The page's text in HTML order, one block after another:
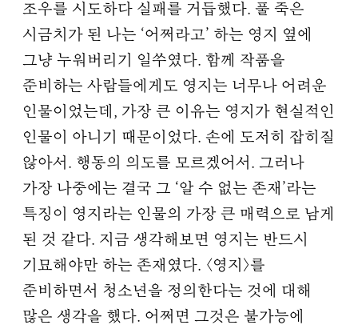
조우를 시도하다 실패를 거듭했다. 풀 죽은
시금치가 된 나는 ‘어쩌라고’ 하는 영지 옆에
그냥 누워버리기 일쑤였다. 함께 작품을
준비하는 사람들에게도 영지는 너무나 어려운
인물이었는데, 가장 큰 이유는 영지가 현실적인
인물이 아니기 때문이었다. 손에 도저히 잡히질
않아서. 행동의 의도를 모르겠어서. 그러나
가장 나중에는 결국 그 ‘알 수 없는 존재’라는
특징이 영지라는 인물의 가장 큰 매력으로 남게
된 것 같다. 지금 생각해보면 영지는 반드시
기묘해야만 하는 존재였다. 〈영지〉를
준비하면서 청소년을 정의한다는 것에 대해
많은 생각을 했다. 어쩌면 그것은 불가능에